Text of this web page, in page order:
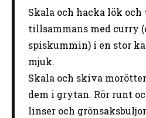
Skala och hacka lök
tillsammans med curry
spiskummin) i en stor
mjuk.
Skala och skiva
dem i grytan. Rör runt
linser och